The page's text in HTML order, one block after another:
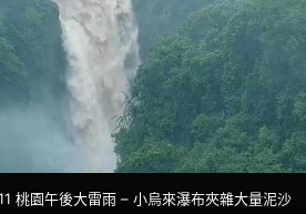
桃園午後大雷雨 – 小烏來瀑布夾雜大量泥沙